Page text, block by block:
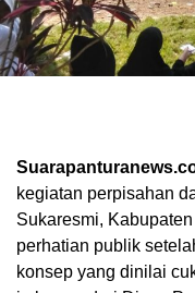
kegiatan perpisahan
Sukaresmi,
perhatian publik
konsep yang dinilai